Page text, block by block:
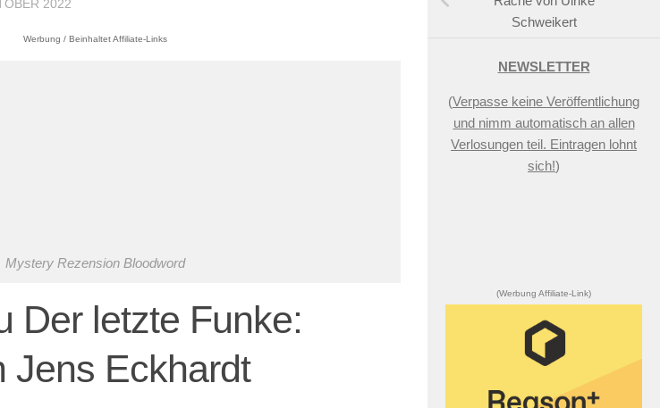
2022
Werbung / Beinhaltet Affiliate-Links
Mystery Rezension Bloodword
Der letzte Funke:
Jens Eckhardt
Schweikert
NEWSLETTER
(Verpasse keine Veröffentlichung
und nimm automatisch an allen
Verlosungen teil. Eintragen lohnt
sich!)
(Werbung Affiliate-Link)